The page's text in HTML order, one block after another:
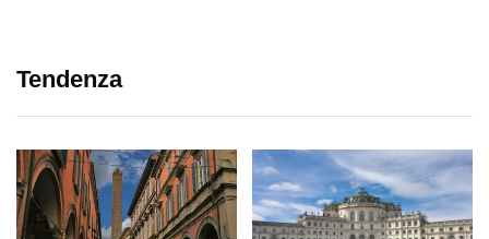
Tendenza